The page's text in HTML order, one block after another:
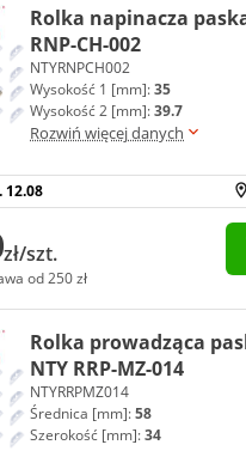
Rolka napinacza
RNP-CH-002
NTYRNPCH002
Wysokość 1 [mm]:35
Wysokość 2 [mm]:39.7
Rozwiń więcej danych
12.08
zł/szt.
od 250 zł
Rolka prowadząca
NTY RRP-MZ-014
NTYRRPMZ014
Średnica [mm]:58
Szerokość [mm]:34